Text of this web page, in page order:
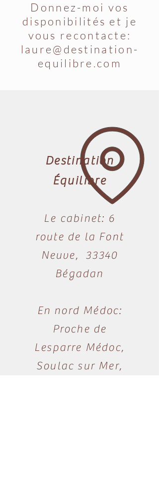
Donnez-moi vos
disponibilités et je
vous recontacte:
laure@destination-
equilibre.com
Destination
Équilibre
Le cabinet: 6
route de la Font
Neuve, 33340
Bégadan​​
En nord Médoc:
Proche de
Lesparre Médoc,
Soulac sur Mer,